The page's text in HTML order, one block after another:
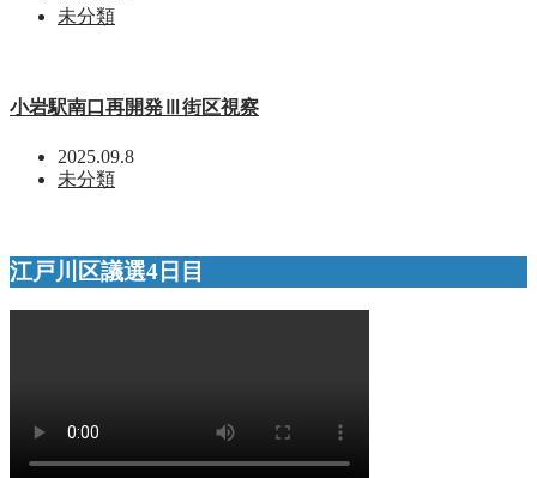
未分類
小岩駅南口再開発Ⅲ街区視察
2025.09.8
未分類
江戸川区議選4日目